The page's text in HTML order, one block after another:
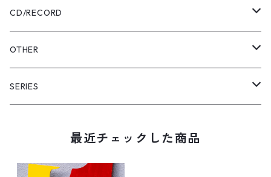
Pants
Sweatshirt
Shirts
USABENI ZINE
USABENI TRAVEL
コラボ
CD/RECORD
Beni Usakura
FRUN FRIN FRIENDS
OTHER
Key Holder
SERIES
最近チェックした商品